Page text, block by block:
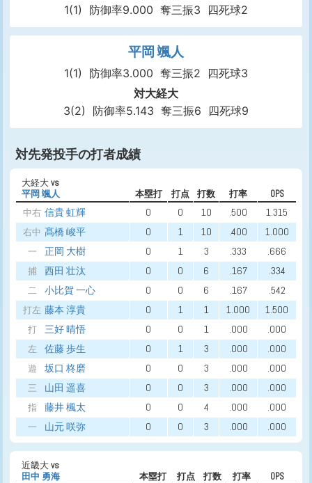
1(1)
防御率9.000 奪三振3 四死球2
平岡 颯人
1(1) 防御率3.000 奪三振2
四死球3
対大経大
3(2)
防御率5.143 奪三振6 四死球9
対先発投手の打者成績
大経大vs
平岡 颯人
本塁打 打点 打数 打率
OPS
中右 信貴 虹輝 0 0 10 .500 1.315
右中 髙橋 峻平 0 1 10 .400 1.000
一 正岡 大樹 0 1 3 .333 .666
捕 西田 壮汰 0 0 6 .167 .334
二 小比賀 一心 0 0 6 .167 .542
打左 藤本 淳貴 0 1 1 1.000 1.500
打 三好 晴悟 0 0 1 .000 .000
左 佐藤 歩生 0 1 3 .000 .000
遊 坂口 柊磨 0 0 3 .000 .000
三 山田 遥喜 0 0 3 .000 .000
指 藤井 楓太 0 0 4 .000 .000
一 山元 咲弥 0 0 3 .000 .000
近畿大vs
田中 勇海
本塁打 打点 打数 打率
OPS